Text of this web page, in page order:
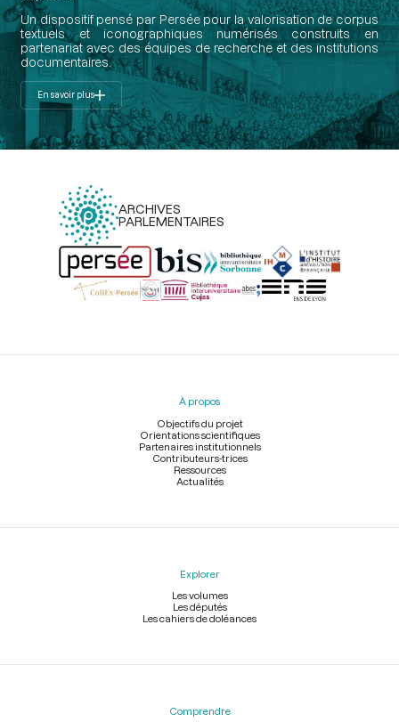
Un dispositif pensé par Persée pour la valorisation de corpus
textuels et iconographiques numérisés construits en
partenariat avec des équipes de recherche et des institutions
documentaires.
En savoir plus
ARCHIVES
PARLEMENTAIRES
Menu
À propos
Objectifs du projet
Orientations scientifiques
Partenaires institutionnels
Contributeurs-trices
Ressources
Actualités
Explorer
Les volumes
Les députés
Les cahiers de doléances
Comprendre